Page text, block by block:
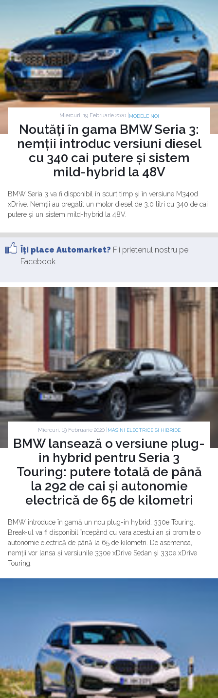
Miercuri, 19 Februarie 2020 | MODELE NOI
Noutăți în gama BMW Seria 3:
nemții introduc versiuni diesel
cu 340 cai putere și sistem
mild-hybrid la 48V
BMW Seria 3 va fi disponibil în scurt timp și în versiune M340d
xDrive. Nemții au pregătit un motor diesel de 3.0 litri cu 340 de cai
putere și un sistem mild-hybrid la 48V.
Îţi place Automarket? Fii prietenul nostru pe
Facebook
Miercuri, 19 Februarie 2020 | MASINI ELECTRICE SI HIBRIDE
BMW lansează o versiune plug-
in hybrid pentru Seria 3
Touring: putere totală de până
la 292 de cai și autonomie
electrică de 65 de kilometri
BMW introduce în gamă un nou plug-in hybrid: 330e Touring.
Break-ul va fi disponibil începând cu vara acestui an și promite o
autonomie electrică de până la 65 de kilometri. De asemenea,
nemții vor lansa și versiunile 330e xDrive Sedan și 330e xDrive
Touring.